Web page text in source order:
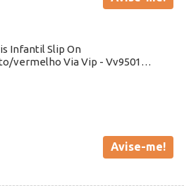
Infantil Slip On
vermelho Via Vip - Vv9501
Avise-me!